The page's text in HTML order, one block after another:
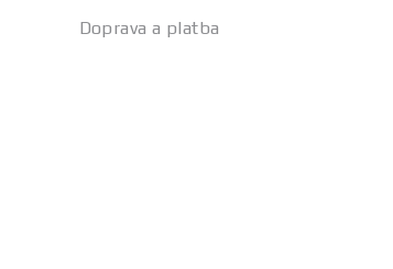
Doprava a platba